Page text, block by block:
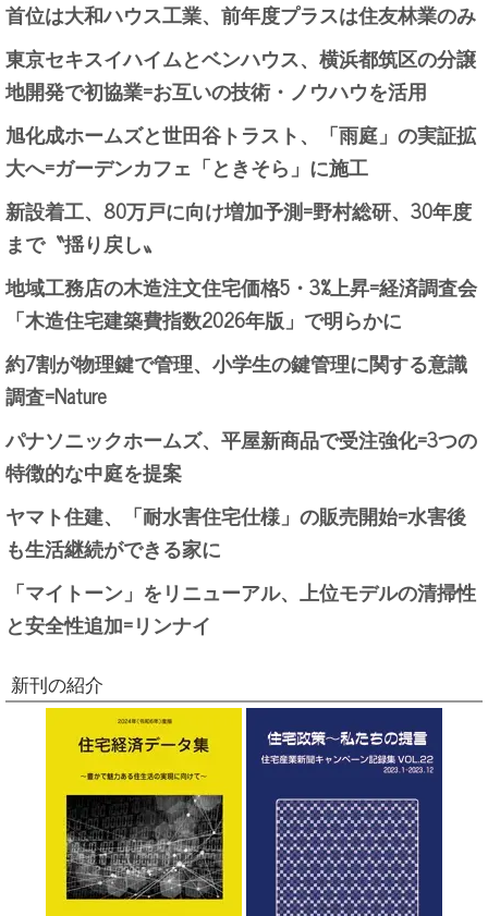
首位は大和ハウス工業、前年度プラスは住友林業のみ
東京セキスイハイムとベンハウス、横浜都筑区の分譲
地開発で初協業=お互いの技術・ノウハウを活用
旭化成ホームズと世田谷トラスト、「雨庭」の実証拡
大へ=ガーデンカフェ「ときそら」に施工
新設着工、80万戸に向け増加予測=野村総研、30年度
まで〝揺り戻し〟
地域工務店の木造注文住宅価格5・3%上昇=経済調査会
「木造住宅建築費指数2026年版」で明らかに
約7割が物理鍵で管理、小学生の鍵管理に関する意識
調査=Nature
パナソニックホームズ、平屋新商品で受注強化=3つの
特徴的な中庭を提案
ヤマト住建、「耐水害住宅仕様」の販売開始=水害後
も生活継続ができる家に
「マイトーン」をリニューアル、上位モデルの清掃性
と安全性追加=リンナイ
新刊の紹介